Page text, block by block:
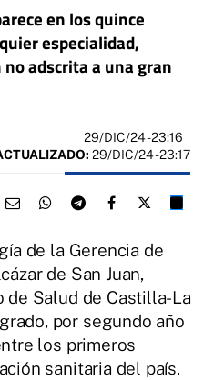
en los quince
especialidad,
adscrita a una gran
29/DIC/24- 23:16
29/DIC/24 - 23:17
de la Gerencia de
de San Juan,
Salud de Castilla-La
por segundo año
los primeros
sanitaria del país.